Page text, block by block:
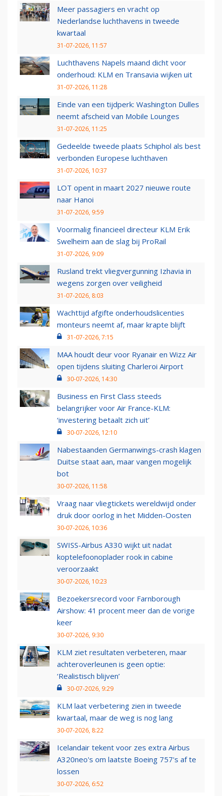
Meer passagiers en vracht op
Nederlandse luchthavens in tweede
kwartaal
31-07-2026, 11:57
Luchthavens Napels maand dicht voor
onderhoud: KLM en Transavia wijken uit
31-07-2026, 11:28
Einde van een tijdperk: Washington Dulles
neemt afscheid van Mobile Lounges
31-07-2026, 11:25
Gedeelde tweede plaats Schiphol als best
verbonden Europese luchthaven
31-07-2026, 10:37
LOT opent in maart 2027 nieuwe route
naar Hanoi
31-07-2026, 9:59
Voormalig financieel directeur KLM Erik
Swelheim aan de slag bij ProRail
31-07-2026, 9:09
Rusland trekt vliegvergunning Izhavia in
wegens zorgen over veiligheid
31-07-2026, 8:03
Wachttijd afgifte onderhoudslicenties
monteurs neemt af, maar krapte blijft
31-07-2026, 7:15
MAA houdt deur voor Ryanair en Wizz Air
open tijdens sluiting Charleroi Airport
30-07-2026, 14:30
Business en First Class steeds
belangrijker voor Air France-KLM:
‘investering betaalt zich uit’
30-07-2026, 12:10
Nabestaanden Germanwings-crash klagen
Duitse staat aan, maar vangen mogelijk
bot
30-07-2026, 11:58
Vraag naar vliegtickets wereldwijd onder
druk door oorlog in het Midden-Oosten
30-07-2026, 10:36
SWISS-Airbus A330 wijkt uit nadat
koptelefoonoplader rook in cabine
veroorzaakt
30-07-2026, 10:23
Bezoekersrecord voor Farnborough
Airshow: 41 procent meer dan de vorige
keer
30-07-2026, 9:30
KLM ziet resultaten verbeteren, maar
achteroverleunen is geen optie:
‘Realistisch blijven’
30-07-2026, 9:29
KLM laat verbetering zien in tweede
kwartaal, maar de weg is nog lang
30-07-2026, 8:22
Icelandair tekent voor zes extra Airbus
A320neo's om laatste Boeing 757's af te
lossen
30-07-2026, 6:52